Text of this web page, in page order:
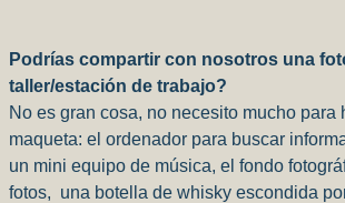
Podrías compartir con nosotros una
taller/estación de trabajo?
No es gran cosa, no necesito mucho para
maqueta: el ordenador para buscar
un mini equipo de música, el fondo
fotos, una botella de whisky escondida